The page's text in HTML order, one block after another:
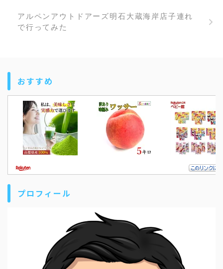
アルペンアウトドアーズ明石大蔵海岸店子連れ
で行ってみた
おすすめ
プロフィール